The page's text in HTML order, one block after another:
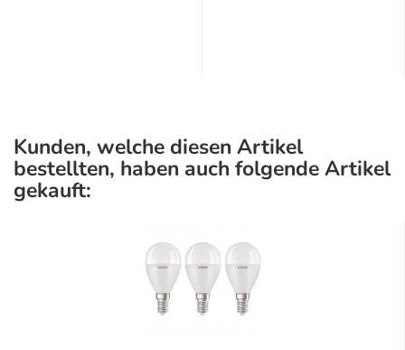
Kunden, welche diesen Artikel
bestellten, haben auch folgende Artikel
gekauft: